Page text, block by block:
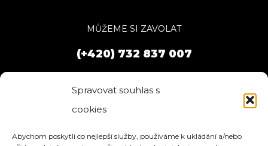
Spravovat souhlas s
cookies
Abychom poskytli co nejlepší služby, používáme k ukládání a/nebo
MŮŽEME SI ZAVOLAT
(+420) 732 837 007